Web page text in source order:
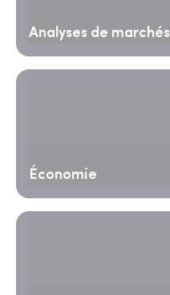
Analyses de marchés
Économie